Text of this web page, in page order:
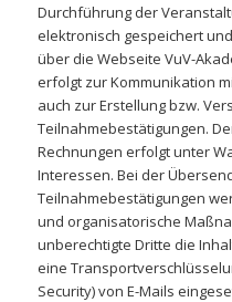
Durchführung der
elektronisch gespeichert
über die Webseite VuV-
erfolgt zur Kommunikation
auch zur Erstellung bzw.
Teilnahmebestätigungen.
Rechnungen erfolgt unter
Interessen. Bei der
Teilnahmebestätigungen
und organisatorische
unberechtigte Dritte die
eine
Security) von E-Mails